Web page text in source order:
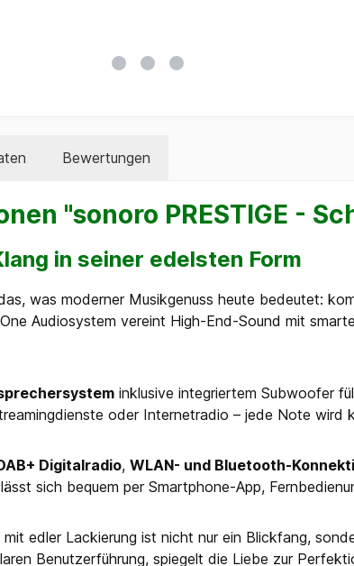
Bewertungen
"sonoro PRESTIGE -
in seiner edelsten Form
was moderner Musikgenuss heute bedeutet:
Audiosystem vereint High-End-Sound mit
inklusive integriertem Subwoofer
oder Internetradio – jede Note wird
Digitalradio, WLAN- und Bluetooth-
sich bequem per Smartphone-App,
edler Lackierung ist nicht nur ein Blickfang,
Benutzerführung, spiegelt die Liebe zur